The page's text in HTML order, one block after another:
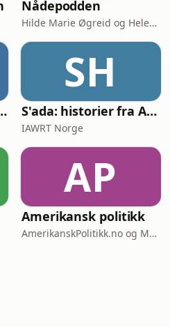
Nådepodden
Hilde Marie Øgreid og Helene Benedikte Granum-Aanestad
Tore Strømøy
SH
S'ada: historier fra Afghanistan
IAWRT Norge
AP
Amerikansk politikk
AmerikanskPolitikk.no og Moderne Media